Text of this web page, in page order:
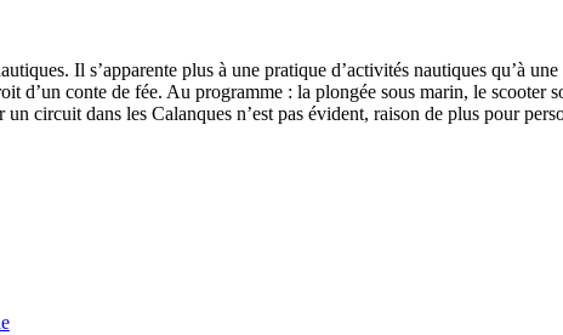
Il s’apparente plus à une pratique d’activités nautiques qu’à
d’un conte de fée. Au programme : la plongée sous marin, le scooter
circuit dans les Calanques n’est pas évident, raison de plus pour